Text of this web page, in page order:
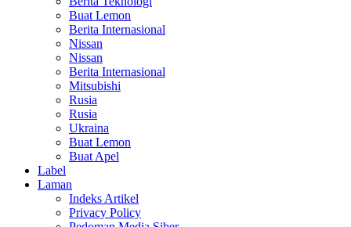
Buat Lemon
Berita Internasional
Nissan
Nissan
Berita Internasional
Mitsubishi
Rusia
Rusia
Ukraina
Buat Lemon
Buat Apel
Label
Laman
Indeks Artikel
Privacy Policy